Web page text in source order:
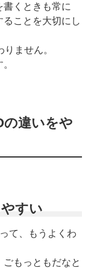
くときも常に
ることを大切にし
ません。
の違いをや
すい
て、もうよくわ
もっともだなと